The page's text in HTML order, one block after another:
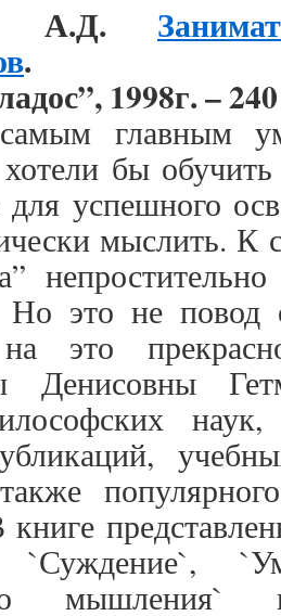
А.Д.
.
1998г. –
главным
бы
для успешного
мыслить. К
Но это не повод
это
Денисовны
наук,
книге
`Суждение`,